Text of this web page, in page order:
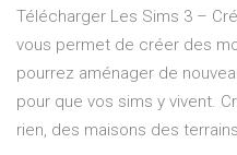
Télécharger Les Sims 3 –
vous permet de créer des
pourrez aménager de
pour que vos sims y vivent.
rien, des maisons des